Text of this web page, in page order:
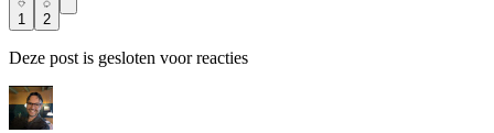
1 2
Deze post is gesloten voor reacties